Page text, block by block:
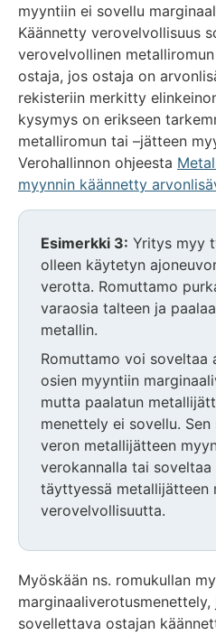
myyntiin ei sovellu
Käännetty verovelvollisuus
verovelvollinen
ostaja, jos ostaja on
rekisteriin merkitty
kysymys on erikseen
metalliromun tai –jätteen
Verohallinnon ohjeesta
myynnin käännetty
Huomio
osio
alkaa
Esimerkki 3: Yritys myy
olleen käytetyn
verotta. Romuttamo
varaosia talteen ja
metallin.
Romuttamo voi soveltaa
osien myyntiin
mutta paalatun
menettely ei sovellu.
veron metallijätteen
verokannalla tai
täyttyessä metallijätteen
verovelvollisuutta.
päättyy
Myöskään ns. romukullan
sovellettava ostajan